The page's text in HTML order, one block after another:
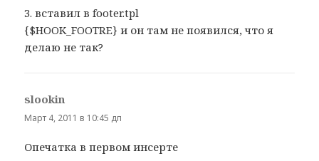
3. вставил в footer.tpl
{$HOOK_FOOTRE} и он там не появился, что я
делаю не так?
slookin
Март 4, 2011 в 10:45 дп
Опечатка в первом инсерте